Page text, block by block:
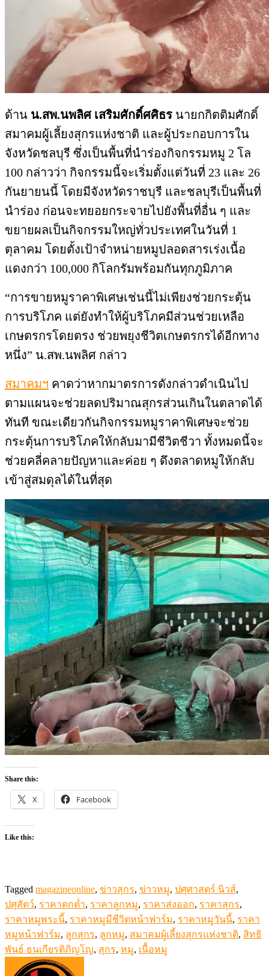
ด้าน น.สพ.นพลิศ เสริมศักดิ์ศศิธร นายกกิตติมศักดิ์
สมาคมผู้เลี้ยงสุกรแห่งชาติ และผู้ประกอบการใน
จังหวัดชลบุรี ซึ่งเป็นพื้นที่นำร่องกิจกรรมหมู 2 โล
100 กล่าวว่า กิจกรรมนี้จะเริ่มตั้งแต่วันที่ 23 และ 26
กันยายนนี้ โดยมีจังหวัดราชบุรี และชลบุรีเป็นพื้นที่
นำร่อง ก่อนจะทยอยกระจายไปยังพื้นที่อื่น ๆ และ
ขยายผลเป็นกิจกรรมใหญ่ทั่วประเทศในวันที่ 1
ตุลาคม โดยตั้งเป้าจำหน่ายหมูปลอดสารเร่งเนื้อ
แดงกว่า 100,000 กิโลกรัมพร้อมกันทุกภูมิภาค
“การขายหมูราคาพิเศษเช่นนี้ไม่เพียงช่วยกระตุ้น
การบริโภค แต่ยังทำให้ผู้บริโภคมีส่วนช่วยเหลือ
เกษตรกรโดยตรง ช่วยพยุงชีวิตเกษตรกรได้อีกทาง
หนึ่ง” น.สพ.นพลิศ กล่าว
สมาคมฯ คาดว่าหากมาตรการดังกล่าวดำเนินไป
ตามแผนจะช่วยลดปริมาณสุกรส่วนเกินในตลาดได้
ทันที ขณะเดียวกันกิจกรรมหมูราคาพิเศษจะช่วย
กระตุ้นการบริโภคให้กลับมามีชีวิตชีวา ทั้งหมดนี้จะ
ช่วยคลี่คลายปัญหาและค่อย ๆ ดึงตลาดหมูให้กลับ
เข้าสู่สมดุลได้ในที่สุด
Share this:
X Facebook
Like this:
Tagged magazineonline, ข่าวสุกร, ข่าวหมู, ปศุศาสตร์ นิวส์,
ปศุสัตว์, ราคาตกต่ำ, ราคาลูกหมู, ราคาส่งออก, ราคาสุกร,
ราคาหมูพระนี้, ราคาหมูมีชีวิตหน้าฟาร์ม, ราคาหมูวันนี้, ราคา
หมูหน้าฟาร์ม, ลูกสุกร, ลูกหมู, สมาคมผู้เลี้ยงสุกรแห่งชาติ, สิทธิ
พันธ์ ธนเกียรติภิญโญ, สุกร, หมู, เนื้อหมู